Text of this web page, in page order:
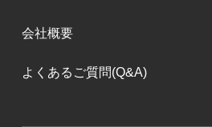
会社概要
よくあるご質問(Q&A)